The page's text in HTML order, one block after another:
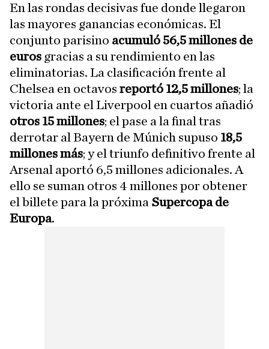
En las rondas decisivas fue donde llegaron
las mayores ganancias económicas. El
conjunto parisino acumuló 56,5 millones de
euros gracias a su rendimiento en las
eliminatorias. La clasificación frente al
Chelsea en octavos reportó 12,5 millones; la
victoria ante el Liverpool en cuartos añadió
otros 15 millones; el pase a la final tras
derrotar al Bayern de Múnich supuso 18,5
millones más; y el triunfo definitivo frente al
Arsenal aportó 6,5 millones adicionales. A
ello se suman otros 4 millones por obtener
el billete para la próxima Supercopa de
Europa.